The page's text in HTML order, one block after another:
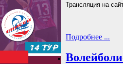
Трансляция на
Подробнее ...